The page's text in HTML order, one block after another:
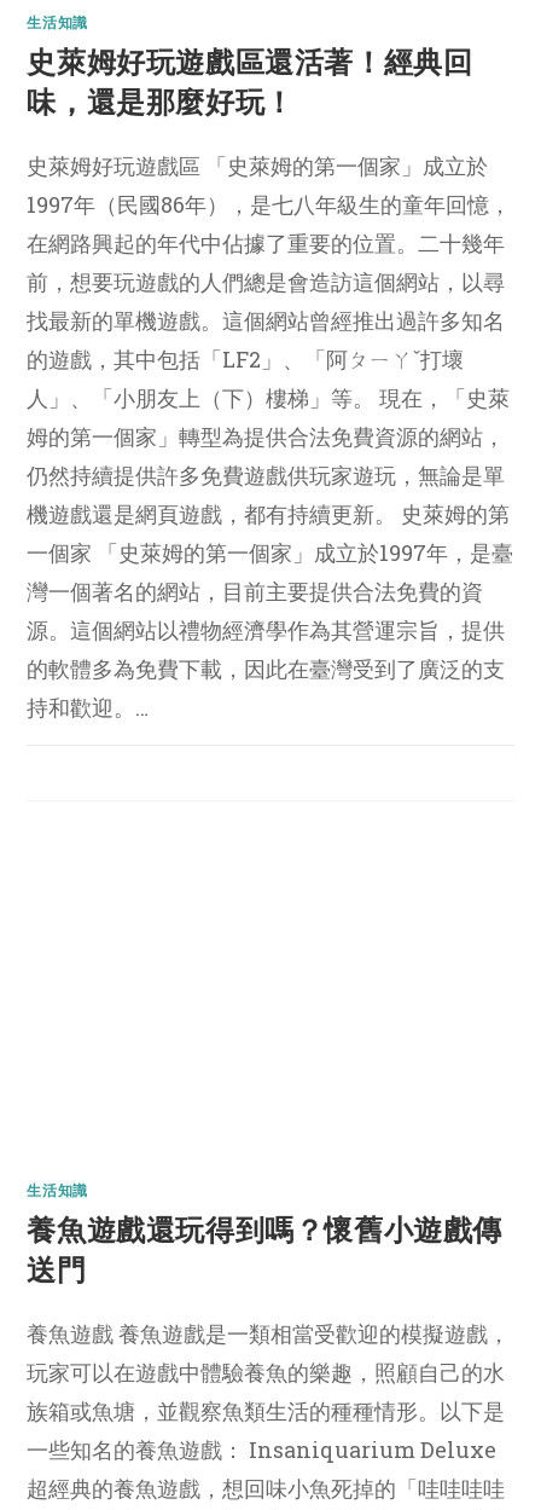
生活知識
史萊姆好玩遊戲區還活著！經典回
味，還是那麼好玩！
史萊姆好玩遊戲區 「史萊姆的第一個家」成立於
1997年（民國86年），是七八年級生的童年回憶，
在網路興起的年代中佔據了重要的位置。二十幾年
前，想要玩遊戲的人們總是會造訪這個網站，以尋
找最新的單機遊戲。這個網站曾經推出過許多知名
的遊戲，其中包括「LF2」、「阿ㄆㄧㄚˇ打壞
人」、「小朋友上（下）樓梯」等。 現在，「史萊
姆的第一個家」轉型為提供合法免費資源的網站，
仍然持續提供許多免費遊戲供玩家遊玩，無論是單
機遊戲還是網頁遊戲，都有持續更新。 史萊姆的第
一個家 「史萊姆的第一個家」成立於1997年，是臺
灣一個著名的網站，目前主要提供合法免費的資
源。這個網站以禮物經濟學作為其營運宗旨，提供
的軟體多為免費下載，因此在臺灣受到了廣泛的支
持和歡迎。…
生活知識
養魚遊戲還玩得到嗎？懷舊小遊戲傳
送門
養魚遊戲 養魚遊戲是一類相當受歡迎的模擬遊戲，
玩家可以在遊戲中體驗養魚的樂趣，照顧自己的水
族箱或魚塘，並觀察魚類生活的種種情形。以下是
一些知名的養魚遊戲： Insaniquarium Deluxe
超經典的養魚遊戲，想回味小魚死掉的「哇哇哇哇